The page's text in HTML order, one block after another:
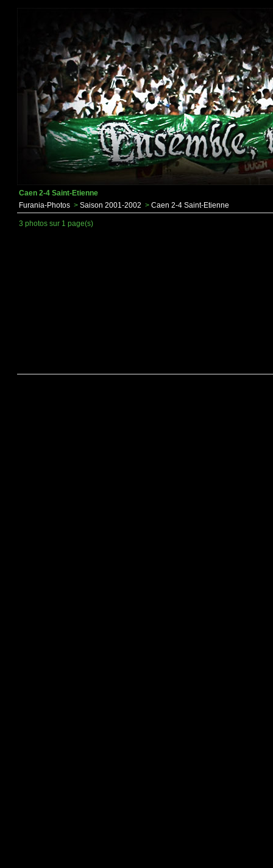
Caen 2-4 Saint-Etienne
Furania-Photos > Saison 2001-2002 > Caen 2-4 Saint-Etienne
3 photos sur 1 page(s)